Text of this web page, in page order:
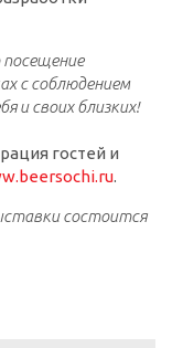
с соблюдением
и своих близких!
гостей и
.
состоится